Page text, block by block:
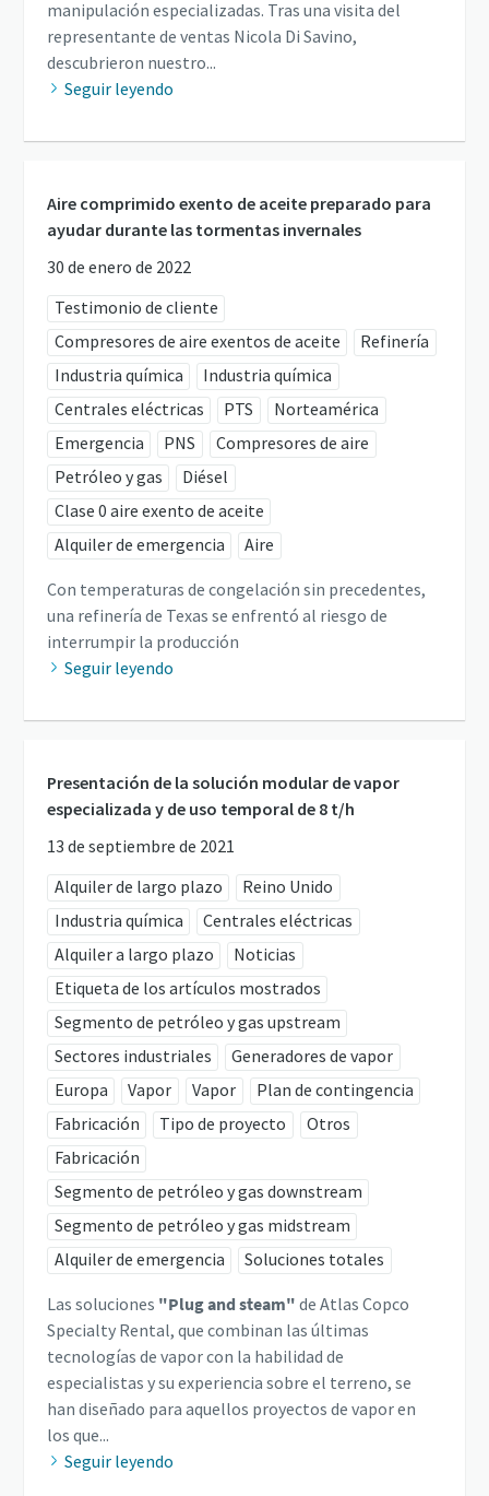
manipulación especializadas. Tras una visita del
representante de ventas Nicola Di Savino,
descubrieron nuestro...
Seguir leyendo
Aire comprimido exento de aceite preparado para
ayudar durante las tormentas invernales
30 de enero de 2022
Testimonio de cliente
Compresores de aire exentos de aceite
Refinería
Industria química
Industria química
Centrales eléctricas
PTS
Norteamérica
Emergencia
PNS
Compresores de aire
Petróleo y gas
Diésel
Clase 0 aire exento de aceite
Alquiler de emergencia
Aire
Con temperaturas de congelación sin precedentes,
una refinería de Texas se enfrentó al riesgo de
interrumpir la producción
Seguir leyendo
Presentación de la solución modular de vapor
especializada y de uso temporal de 8 t/h
13 de septiembre de 2021
Alquiler de largo plazo
Reino Unido
Industria química
Centrales eléctricas
Alquiler a largo plazo
Noticias
Etiqueta de los artículos mostrados
Segmento de petróleo y gas upstream
Sectores industriales
Generadores de vapor
Europa
Vapor Vapor
Plan de contingencia
Fabricación
Tipo de proyecto
Otros
Fabricación
Segmento de petróleo y gas downstream
Segmento de petróleo y gas midstream
Alquiler de emergencia
Soluciones totales
Las soluciones "Plug and steam" de Atlas Copco
Specialty Rental, que combinan las últimas
tecnologías de vapor con la habilidad de
especialistas y su experiencia sobre el terreno, se
han diseñado para aquellos proyectos de vapor en
los que...
Seguir leyendo